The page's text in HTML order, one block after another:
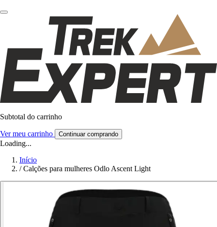
Subtotal do carrinho
Ver meu carrinho Continuar comprando
Loading...
Início
/ Calções para mulheres Odlo Ascent Light